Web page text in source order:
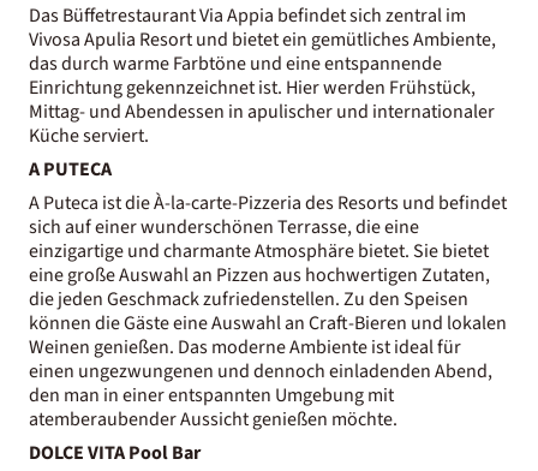
Das Büffetrestaurant Via Appia befindet sich zentral im
Vivosa Apulia Resort und bietet ein gemütliches Ambiente,
das durch warme Farbtöne und eine entspannende
Einrichtung gekennzeichnet ist. Hier werden Frühstück,
Mittag- und Abendessen in apulischer und internationaler
Küche serviert.
A PUTECA
A Puteca ist die À-la-carte-Pizzeria des Resorts und befindet
sich auf einer wunderschönen Terrasse, die eine
einzigartige und charmante Atmosphäre bietet. Sie bietet
eine große Auswahl an Pizzen aus hochwertigen Zutaten,
die jeden Geschmack zufriedenstellen. Zu den Speisen
können die Gäste eine Auswahl an Craft-Bieren und lokalen
Weinen genießen. Das moderne Ambiente ist ideal für
einen ungezwungenen und dennoch einladenden Abend,
den man in einer entspannten Umgebung mit
atemberaubender Aussicht genießen möchte.
DOLCE VITA Pool Bar